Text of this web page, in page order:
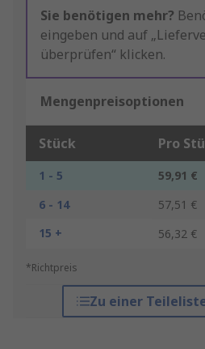
Sie benötigen mehr?
eingeben und auf
überprüfen“ klicken.
Mengenpreisoptionen
Stück Pro
1 - 5
59,91 €
6 - 14
57,51 €
15 +
56,32 €
*Richtpreis
Zu einer